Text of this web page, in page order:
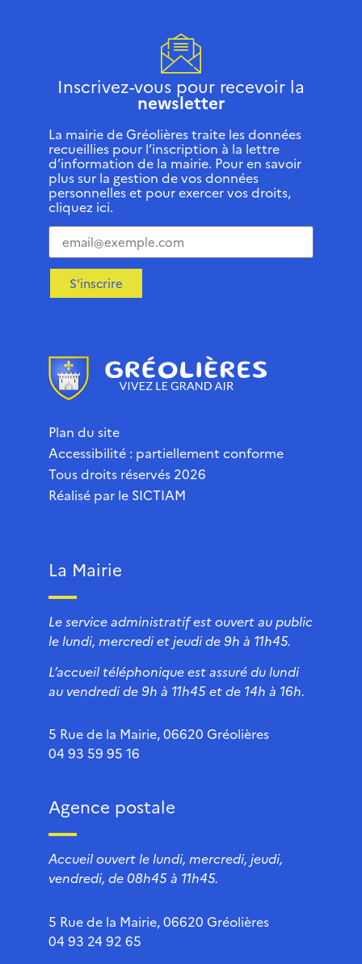
Inscrivez-vous pour recevoir la
newsletter
La mairie de Gréolières traite les données
recueillies pour l’inscription à la lettre
d’information de la mairie. Pour en savoir
plus sur la gestion de vos données
personnelles et pour exercer vos droits,
cliquez ici.
S'inscrire
Plan du site
Accessibilité : partiellement conforme
Tous droits réservés 2026
Réalisé par le SICTIAM
La Mairie
Le service administratif est ouvert au public
le lundi, mercredi et jeudi de 9h à 11h45.
L’accueil téléphonique est assuré du lundi
au vendredi de 9h à 11h45 et de 14h à 16h.
5 Rue de la Mairie, 06620 Gréolières
04 93 59 95 16
Agence postale
Accueil ouvert le lundi, mercredi, jeudi,
vendredi, de 08h45 à 11h45.
5 Rue de la Mairie, 06620 Gréolières
04 93 24 92 65